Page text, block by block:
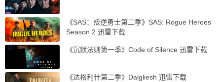
《SAS：叛逆勇士第二季》SAS: Rogue Heroes
Season 2 迅雷下载
《沉默法则第一季》Code of Silence 迅雷下载
《达格利什第二季》Dalgliesh 迅雷下载